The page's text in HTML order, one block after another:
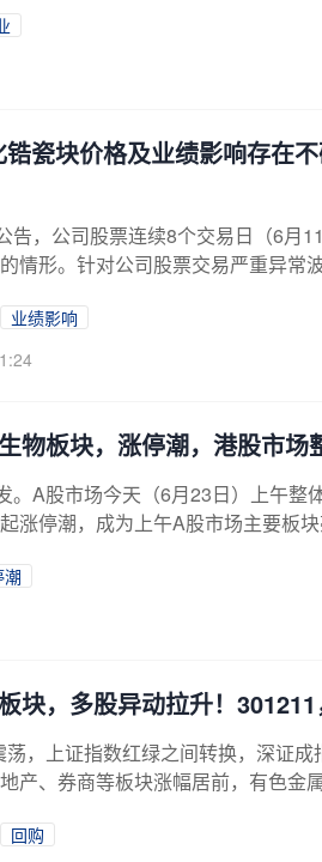
瓷块价格及业绩影响存在
告，公司股票连续8个交易日（6月
情形。针对公司股票交易严重异常
业绩影响
物板块，涨停潮，港股市场
。A股市场今天（6月23日）上午整
涨停潮，成为上午A股市场主要板
块，多股异动拉升！301211
，上证指数红绿之间转换，深证成
产、券商等板块涨幅居前，有色金
回购